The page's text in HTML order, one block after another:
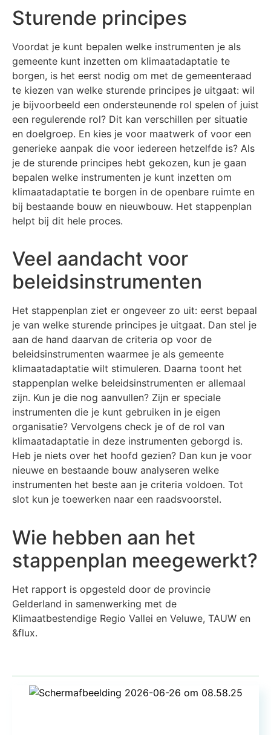
Sturende principes
Voordat je kunt bepalen welke instrumenten je als
gemeente kunt inzetten om klimaatadaptatie te
borgen, is het eerst nodig om met de gemeenteraad
te kiezen van welke sturende principes je uitgaat: wil
je bijvoorbeeld een ondersteunende rol spelen of juist
een regulerende rol? Dit kan verschillen per situatie
en doelgroep. En kies je voor maatwerk of voor een
generieke aanpak die voor iedereen hetzelfde is? Als
je de sturende principes hebt gekozen, kun je gaan
bepalen welke instrumenten je kunt inzetten om
klimaatadaptatie te borgen in de openbare ruimte en
bij bestaande bouw en nieuwbouw. Het stappenplan
helpt bij dit hele proces.
Veel aandacht voor
beleidsinstrumenten
Het stappenplan ziet er ongeveer zo uit: eerst bepaal
je van welke sturende principes je uitgaat. Dan stel je
aan de hand daarvan de criteria op voor de
beleidsinstrumenten waarmee je als gemeente
klimaatadaptatie wilt stimuleren. Daarna toont het
stappenplan welke beleidsinstrumenten er allemaal
zijn. Kun je die nog aanvullen? Zijn er speciale
instrumenten die je kunt gebruiken in je eigen
organisatie? Vervolgens check je of de rol van
klimaatadaptatie in deze instrumenten geborgd is.
Heb je niets over het hoofd gezien? Dan kun je voor
nieuwe en bestaande bouw analyseren welke
instrumenten het beste aan je criteria voldoen. Tot
slot kun je toewerken naar een raadsvoorstel.
Wie hebben aan het
stappenplan meegewerkt?
Het rapport is opgesteld door de provincie
Gelderland in samenwerking met de
Klimaatbestendige Regio Vallei en Veluwe, TAUW en
&flux.